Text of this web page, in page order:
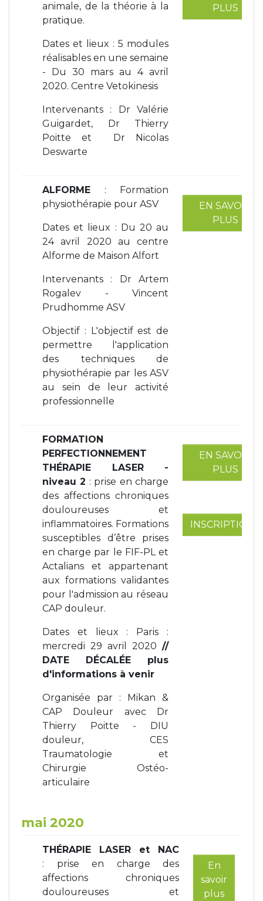
animale, de la théorie à la
pratique.
Dates et lieux : 5 modules
réalisables en une semaine
- Du 30 mars au 4 avril
2020. Centre Vetokinesis
Intervenants : Dr Valérie
Guigardet, Dr Thierry
Poitte et Dr Nicolas
Deswarte
PLUS
ALFORME : Formation
physiothérapie pour ASV
Dates et lieux : Du 20 au
24 avril 2020 au centre
Alforme de Maison Alfort
Intervenants : Dr Artem
Rogalev - Vincent
Prudhomme ASV
Objectif : L'objectif est de
permettre l'application
des techniques de
physiothérapie par les ASV
au sein de leur activité
professionnelle
EN SAVOIR
PLUS
FORMATION
PERFECTIONNEMENT
THÉRAPIE LASER -
niveau 2 : prise en charge
des affections chroniques
douloureuses et
inflammatoires. Formations
susceptibles d’être prises
en charge par le FIF-PL et
Actalians et appartenant
aux formations validantes
pour l'admission au réseau
CAP douleur.
Dates et lieux : Paris :
mercredi 29 avril 2020 //
DATE DÉCALÉE plus
d'informations à venir
Organisée par : Mikan &
CAP Douleur avec Dr
Thierry Poitte - DIU
douleur, CES
Traumatologie et
Chirurgie Ostéo-
articulaire
EN SAVOIR
PLUS
INSCRIPTIONS
mai 2020
THÉRAPIE LASER et NAC
: prise en charge des
affections chroniques
douloureuses et
En
savoir
plus